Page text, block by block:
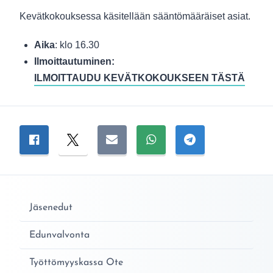
Kevätkokouksessa käsitellään sääntömääräiset asiat.
Aika: klo 16.30
Ilmoittautuminen:
ILMOITTAUDU KEVÄTKOKOUKSEEN TÄSTÄ
Jaa sivu
Jaa Facebookissa
Jaa TwitterissäJaa sähköpostitse
Jaa WhatsAppissa
Jaa
Jäsenedut
Edunvalvonta
Työttömyyskassa Ote